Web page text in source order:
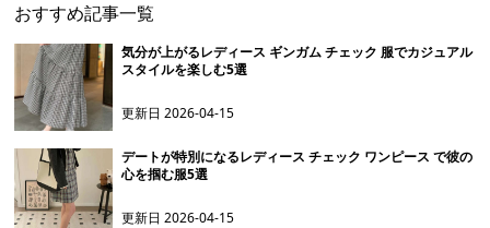
おすすめ記事一覧
気分が上がるレディース ギンガム チェック 服でカジュアル
スタイルを楽しむ5選
更新日2026-04-15
デートが特別になるレディース チェック ワンピース で彼の
心を掴む服5選
更新日2026-04-15